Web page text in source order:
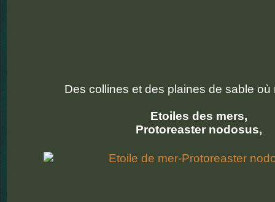
Des collines et des plaines de sable où
Etoiles des mers,
Protoreaster nodosus,